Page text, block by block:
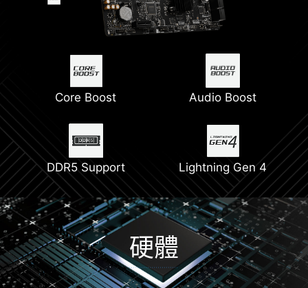
Core Boost Audio Boost
DDR5 Support Lightning Gen 4
硬體